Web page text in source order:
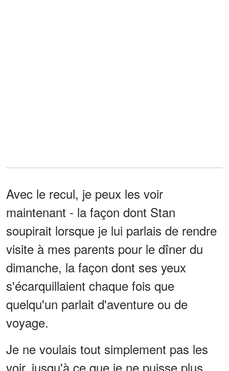
Avec le recul, je peux les voir
maintenant - la façon dont Stan
soupirait lorsque je lui parlais de rendre
visite à mes parents pour le dîner du
dimanche, la façon dont ses yeux
s'écarquillaient chaque fois que
quelqu'un parlait d'aventure ou de
voyage.
Je ne voulais tout simplement pas les
voir, jusqu'à ce que je ne puisse plus